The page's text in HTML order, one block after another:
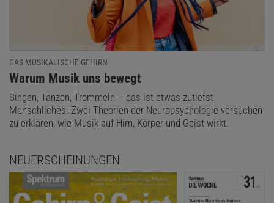
DAS MUSIKALISCHE GEHIRN
:
Warum Musik uns bewegt
Singen, Tanzen, Trommeln – das ist etwas zutiefst
Menschliches. Zwei Theorien der Neuropsychologie versuchen
zu erklären, wie Musik auf Hirn, Körper und Geist wirkt.
NEUERSCHEINUNGEN